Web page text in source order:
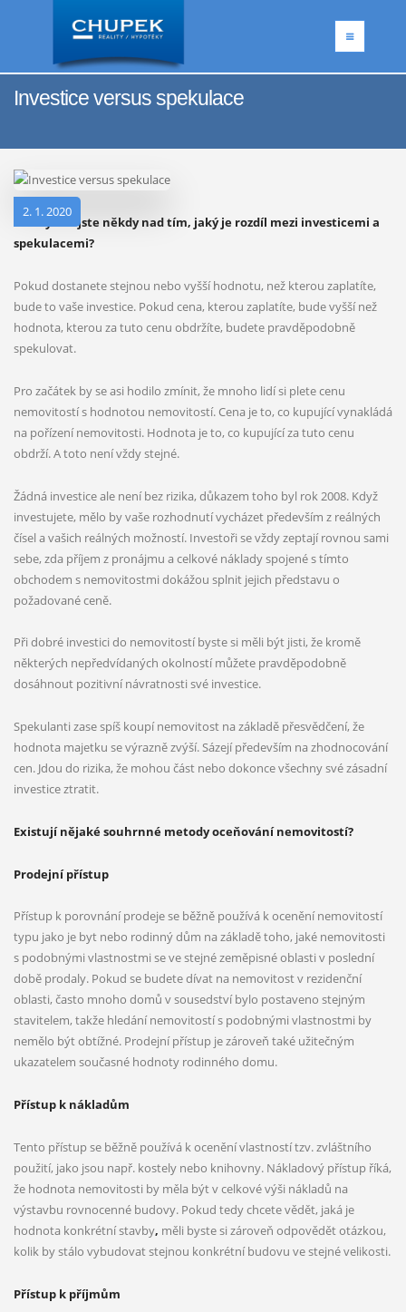
Investice versus spekulace
2. 1. 2020
Přemýšleli jste někdy nad tím, jaký je rozdíl mezi investicemi a
spekulacemi?
Pokud dostanete stejnou nebo vyšší hodnotu, než kterou zaplatíte,
bude to vaše investice. Pokud cena, kterou zaplatíte, bude vyšší než
hodnota, kterou za tuto cenu obdržíte, budete pravděpodobně
spekulovat.
Pro začátek by se asi hodilo zmínit, že mnoho lidí si plete cenu
nemovitostí s hodnotou nemovitostí. Cena je to, co kupující vynakládá
na pořízení nemovitosti. Hodnota je to, co kupující za tuto cenu
obdrží. A toto není vždy stejné.
Žádná investice ale není bez rizika, důkazem toho byl rok 2008. Když
investujete, mělo by vaše rozhodnutí vycházet především z reálných
čísel a vašich reálných možností. Investoři se vždy zeptají rovnou sami
sebe, zda příjem z pronájmu a celkové náklady spojené s tímto
obchodem s nemovitostmi dokážou splnit jejich představu o
požadované ceně.
Při dobré investici do nemovitostí byste si měli být jisti, že kromě
některých nepředvídaných okolností můžete pravděpodobně
dosáhnout pozitivní návratnosti své investice.
Spekulanti zase spíš koupí nemovitost na základě přesvědčení, že
hodnota majetku se výrazně zvýší. Sázejí především na zhodnocování
cen. Jdou do rizika, že mohou část nebo dokonce všechny své zásadní
investice ztratit.
Existují nějaké souhrnné metody oceňování nemovitostí?
Prodejní přístup
Přístup k porovnání prodeje se běžně používá k ocenění nemovitostí
typu jako je byt nebo rodinný dům na základě toho, jaké nemovitosti
s podobnými vlastnostmi se ve stejné zeměpisné oblasti v poslední
době prodaly. Pokud se budete dívat na nemovitost v rezidenční
oblasti, často mnoho domů v sousedství bylo postaveno stejným
stavitelem, takže hledání nemovitostí s podobnými vlastnostmi by
nemělo být obtížné. Prodejní přístup je zároveň také užitečným
ukazatelem současné hodnoty rodinného domu.
Přístup k nákladům
Tento přístup se běžně používá k ocenění vlastností tzv. zvláštního
použití, jako jsou např. kostely nebo knihovny. Nákladový přístup říká,
že hodnota nemovitosti by měla být v celkové výši nákladů na
výstavbu rovnocenné budovy. Pokud tedy chcete vědět, jaká je
hodnota konkrétní stavby, měli byste si zároveň odpovědět otázkou,
kolik by stálo vybudovat stejnou konkrétní budovu ve stejné velikosti.
Přístup k příjmům
PŘIHLAŠTE SE K ODBĚRU ČLÁNKŮ
Jednou do měsíce tipy a rady e-mailem zdarma